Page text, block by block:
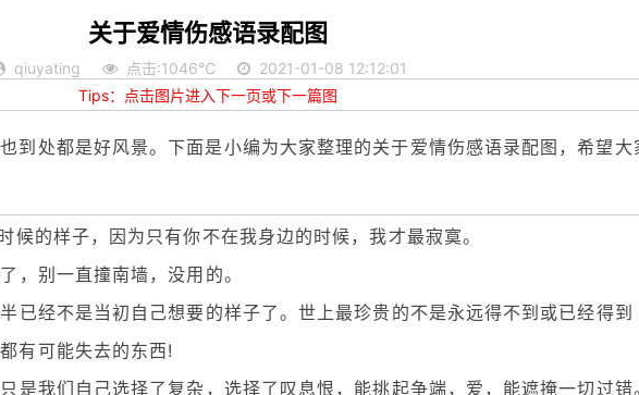
关于爱情伤感语录配图
qiuyating 点击:1046℃
2021-01-08 12:12:01
Tips：点击图片进入下一页或下一篇图
到处都是好风景。下面是小编为大家整理的关于爱情伤感语录配图，希望大
候的样子，因为只有你不在我身边的时候，我才最寂寞。
，别一直撞南墙，没用的。
已经不是当初自己想要的样子了。世上最珍贵的不是永远得不到或已经得到
有可能失去的东西!
是我们自己选择了复杂，选择了叹息恨，能挑起争端，爱，能遮掩一切过错